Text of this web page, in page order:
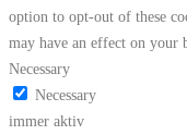
option to opt-out of these
may have an effect on your
Necessary
Necessary
immer aktiv